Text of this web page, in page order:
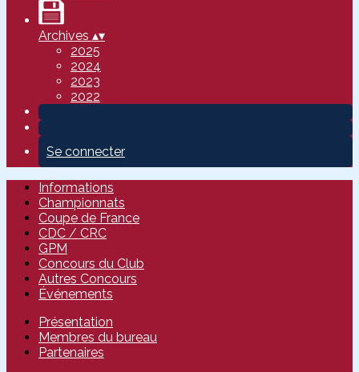
Archives ▴▾
2025
2024
2023
2022
Se connecter
Informations
Championnats
Coupe de France
CDC / CRC
GPM
Concours du Club
Autres Concours
Événements
Présentation
Membres du bureau
Partenaires